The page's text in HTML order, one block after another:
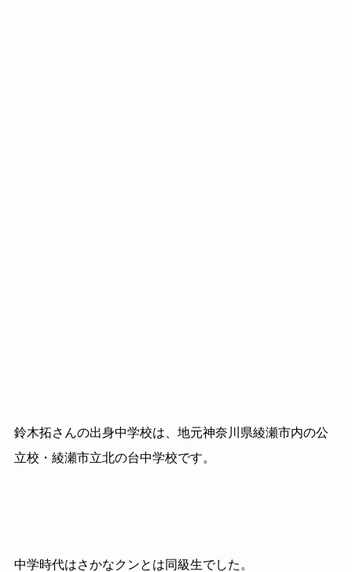
鈴木拓さんの出身中学校は、地元神奈川県綾瀬市内の公
立校・綾瀬市立北の台中学校です。
中学時代はさかなクンとは同級生でした。